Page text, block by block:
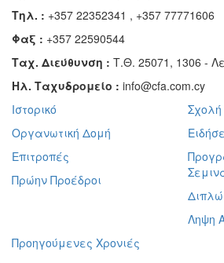
Τηλ. : +357 22352341 , +357 77771606
Φαξ : +357 22590544
Ταχ. Διεύθυνση : Τ.Θ. 25071, 1306 -
Ηλ. Ταχυδρομείο : info@cfa.com.cy
Ιστορικό
Οργανωτική Δομή
Επιτροπές
Πρώην Προέδροι
Ληψη
Προηγούμενες Χρονιές